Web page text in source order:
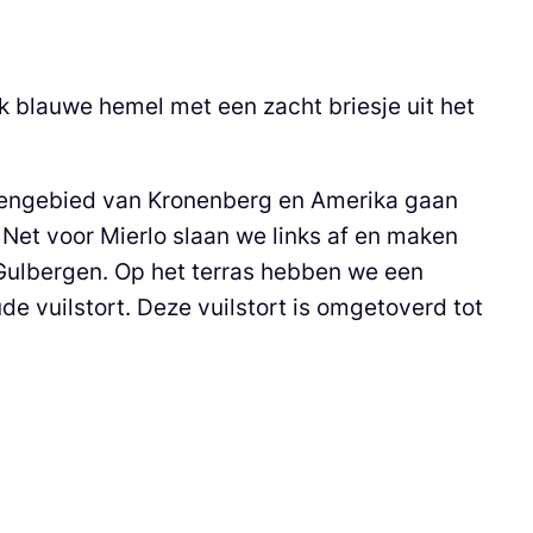
blauwe hemel met een zacht briesje uit het
van Kronenberg en Amerika gaan
voor Mierlo slaan we links af en maken
Op het terras hebben we een
vuilstort. Deze vuilstort is omgetoverd tot